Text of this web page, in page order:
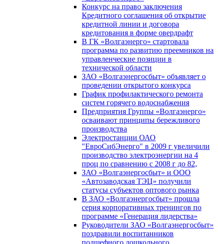
Конкурс на право заключения
Кредитного соглашения об открытие
кредитной линии и договора
кредитования в форме овердрафт
В ГК «Волгаэнерго» стартовала
программа по развитию преемников на
управленческие позиции в
технической области
ЗАО «Волгаэнергосбыт» объявляет о
проведении открытого конкурса
График профилактического ремонта
систем горячего водоснабжения
Предприятия Группы «Волгаэнерго»
осваивают принципы бережливого
производства
Электростанции ОАО
"ЕвроСибЭнерго" в 2009 г увеличили
производство электроэнергии на 4
проц по сравнению с 2008 г до 82,
ЗАО «Волгаэнергосбыт» и ООО
«Автозаводская ТЭЦ» получили
статусы субъектов оптового рынка
В ЗАО «Волгаэнергосбыт» прошла
серия корпоративных тренингов по
программе «Генерация лидерства»
Руководители ЗАО «Волгаэнергосбыт»
поздравили воспитанников